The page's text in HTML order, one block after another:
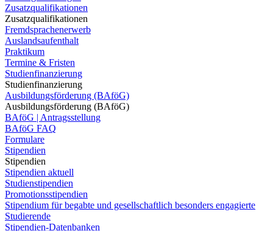
Zusatzqualifikationen
Zusatzqualifikationen
Fremdsprachenerwerb
Auslandsaufenthalt
Praktikum
Termine & Fristen
Studienfinanzierung
Studienfinanzierung
Ausbildungsförderung (BAföG)
Ausbildungsförderung (BAföG)
BAföG | Antragsstellung
BAföG FAQ
Formulare
Stipendien
Stipendien
Stipendien aktuell
Studienstipendien
Promotionsstipendien
Stipendium für begabte und gesellschaftlich besonders engagierte
Studierende
Stipendien-Datenbanken